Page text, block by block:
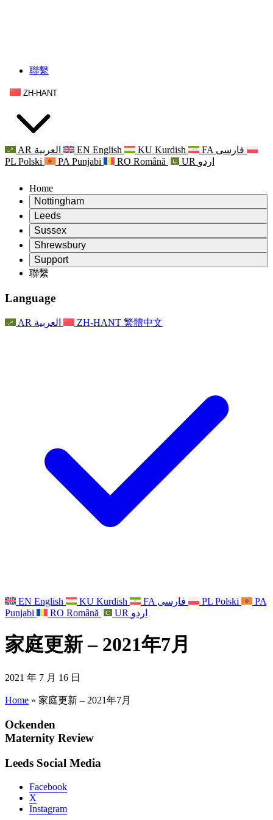
聯繫
ZH-HANT
AR العربية EN English KU Kurdish FA فارسی
PL Polski PA Punjabi RO Română UR اردو
Home
Nottingham
Review
評審主席
獨立審核小組
職權範圍
獨立審查最終報告
常見問題
For Families
最新消息
Leeds
Review
評審主席
獨立審核小組
職權範圍
聯繫
家庭心理支持
家庭更新
事件
Sussex
Review
評審主席
獨立審核小組
職權範圍
聯繫
For Families
家庭心理支持
家庭更新
Shrewsbury
Review
產科複查的職權範圍
Reports
獨立審查的最終報告
獨立審查報告的首次報告
For Families
Support
Leeds
Nottingham
家庭心理支援服務
心理健康危機支援
基於信仰的喪親支援
對於父親
聯繫
Language
AR العربية ZH-HANT 繁體中文
EN English KU Kurdish FA فارسی PL Polski
PA
Punjabi
RO Română UR اردو
家庭更新 – 2021年7月
2021 年 7 月 16 日
Home » 家庭更新 – 2021年7月
Ockenden
Maternity Review
Leeds Social Media
Facebook
X
Instagram